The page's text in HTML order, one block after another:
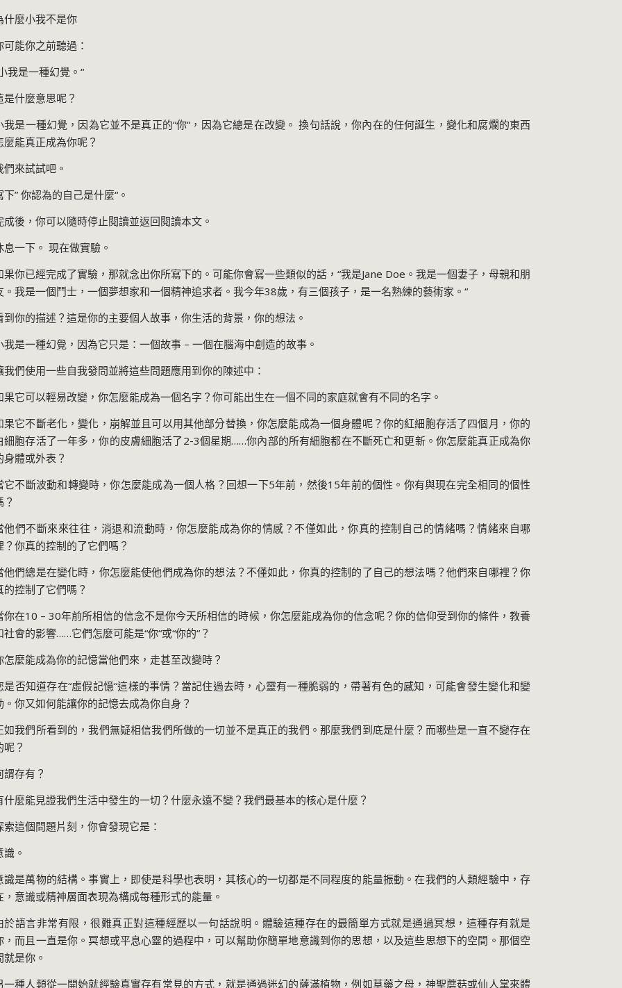
什麼小我不是你
可能你之前聽過：
我是一種幻覺。 “
是什麼意思呢？
我是一種幻覺，因為它並不是真正的“你“ ，因為它總是在改變。 換句話說，你內在的任何誕生，變化和腐爛的東西
麼能真正成為你呢？
們來試試吧。
下” 你認為的自己是什麼“ 。
成後，你可以隨時停止閱讀並返回閱讀本文。
息一下。 現在做實驗。
果你已經完成了實驗，那就念出你所寫下的。可能你會寫一些類似的話， “我是Jane Doe 。我是一個妻子，母親和朋
。我是一個鬥士，一個夢想家和一個精神追求者。我今年38歲，有三個孩子，是一名熟練的藝術家。 “
到你的描述？這是你的主要個人故事，你生活的背景，你的想法。
我是一種幻覺，因為它只是：一個故事 – 一個在腦海中創造的故事。
我們使用一些自我發問並將這些問題應用到你的陳述中：
果它可以輕易改變，你怎麼能成為一個名字？你可能出生在一個不同的家庭就會有不同的名字。
果它不斷老化，變化，崩解並且可以用其他部分替換，你怎麼能成為一個身體呢？你的紅細胞存活了四個月，你的
細胞存活了一年多，你的皮膚細胞活了 2-3個星期……你內部的所有細胞都在不斷死亡和更新。你怎麼能真正成為你
身體或外表？
它不斷波動和轉變時，你怎麼能成為一個人格？回想一下5年前，然後15年前的個性。你有與現在完全相同的個性
？
他們不斷來來往往，消退和流動時，你怎麼能成為你的情感？不僅如此，你真的控制自己的情緒嗎？情緒來自哪
？你真的控制的了它們嗎？
他們總是在變化時，你怎麼能使他們成為你的想法？不僅如此，你真的控制的了自己的想法嗎？他們來自哪裡？你
的控制了它們嗎？
你在10 – 30年前所相信的信念不是你今天所相信的時候，你怎麼能成為你的信念呢？你的信仰受到你的條件，教養
社會的影響……它們怎麼可能是“你“或“你的“ ？
怎麼能成為你的記憶當他們來，走甚至改變時？
是否知道存在“虛假記憶“這樣的事情？當記住過去時，心靈有一種脆弱的，帶著有色的感知，可能會發生變化和變
。你又如何能讓你的記憶去成為你自身？
如我們所看到的，我們無疑相信我們所做的一切並不是真正的我們。那麼我們到底是什麼？而哪些是一直不變存在
呢？
謂存有？
什麼能見證我們生活中發生的一切？什麼永遠不變？我們最基本的核心是什麼？
索這個問題片刻，你會發現它是：
識。
識是萬物的結構。事實上，即使是科學也表明，其核心的一切都是不同程度的能量振動。在我們的人類經驗中，存
，意識或精神層面表現為構成每種形式的能量。
於語言非常有限，很難真正對這種經歷以一句話說明。體驗這種存在的最簡單方式就是通過冥想，這種存有就是
，而且一直是你。冥想或平息心靈的過程中，可以幫助你簡單地意識到你的思想，以及這些思想下的空間。那個空
就是你。
一種人類從一開始就經驗真實存有常見的方式，就是通過迷幻的薩滿植物，例如草藥之母，神聖蘑菇或仙人掌來體